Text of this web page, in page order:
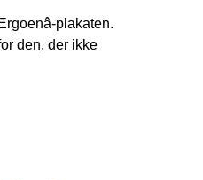
plakaten.
den, der ikke